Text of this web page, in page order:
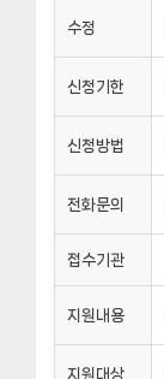
수정
신청기한
신청방법
전화문의
접수기관
지원내용
지원대상